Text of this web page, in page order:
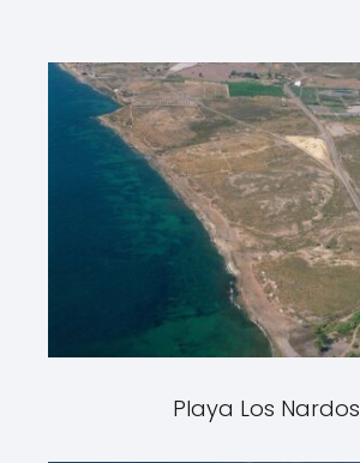
Playa Los Nardos